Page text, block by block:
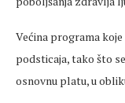
Većina programa
podsticaja, tako što
osnovnu platu, u